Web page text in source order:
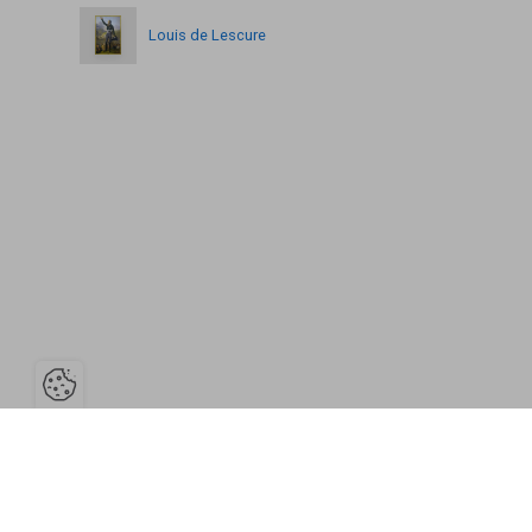
Louis de Lescure
Ouvrir la barre de gestion des